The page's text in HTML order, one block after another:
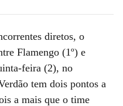
diretos, o
Flamengo (1º) e
feira (2), no
tem dois pontos a
a mais que o time